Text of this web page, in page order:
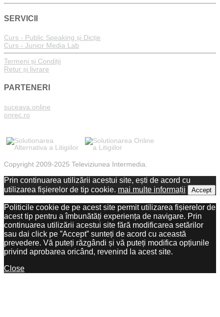
SERVICII
Curs - Public Speaking și Dicție
Curs - Junior Media Lab
Termeni și Condiții
Retur și livrare
PARTENERI
suceava.online
onrec.ro
Copyright 2009-2025 Televiziunea Intermedia.
Prin continuarea utilizării acestui site, ești de acord cu
utilizarea fișierelor de tip cookie. mai multe informații Accept
Politicile cookie de pe acest site permit utilizarea fișierelor de
acest tip pentru a îmbunătăți experiența de navigare. Prin
continuarea utilizării acestui site fără modificarea setărilor
sau dai click pe ”Accept” sunteți de acord cu această
prevedere. Vă puteți răzgândi și vă puteți modifica opțiunile
privind aprobarea oricând, revenind la acest site.
Close